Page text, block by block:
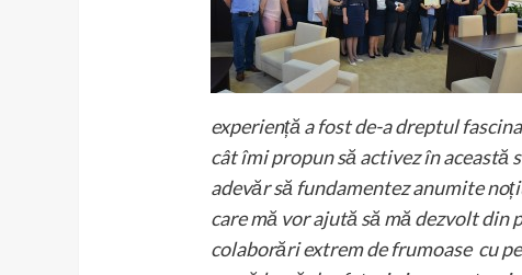
experiență a fost de-a dreptul
cât îmi propun să activez în
adevăr să fundamentez anumite
care mă vor ajută să mă dezvolt
colaborări extrem de frumoase cu